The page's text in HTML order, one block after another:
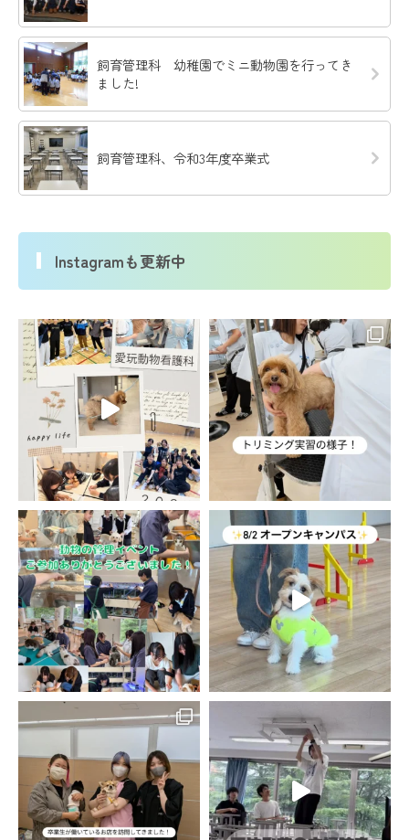
飼育管理科 幼稚園でミニ動物園を行ってき
ました!
飼育管理科、令和3年度卒業式
Instagramも更新中